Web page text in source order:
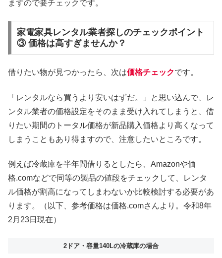
ますので要チェックです。
家電家具レンタル業者探しのチェックポイント
③ 価格は高すぎませんか？
借りたい物が見つかったら、次は価格チェックです。
「レンタルなら買うより安いはずだ。」と思い込んで、レ
ンタル業者の価格設定をそのまま受け入れてしまうと、借
りたい期間のトータル価格が新品購入価格より高くなって
しまうこともあり得ますので、注意したいところです。
例えば冷蔵庫を半年間借りるとしたら、Amazonや価
格.comなどで同等の製品の値段をチェックして、レンタ
ル価格が割高になってしまわないか比較検討する必要があ
ります。（以下、参考価格は価格.comさんより。令和8年
2月23日現在）
2ドア・容量140Lの冷蔵庫の場合